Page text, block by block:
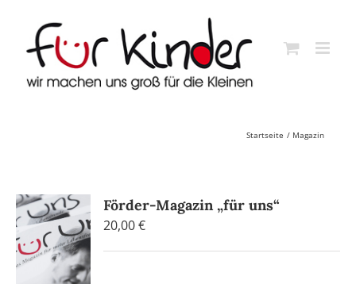
content
Startseite Magazin
Förder-Magazin „für uns“
20,00€